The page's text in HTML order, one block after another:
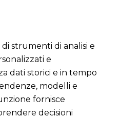
strumenti di analisi e
e
dati storici e in tempo
modelli e
fornisce
decisioni